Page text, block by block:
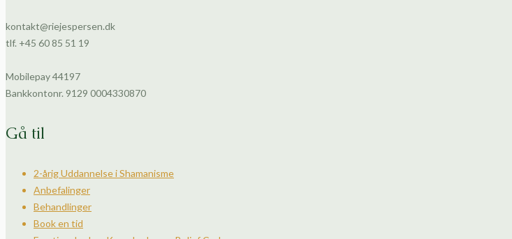
kontakt@riejespersen.dk
tlf. +45 60 85 51 19
Mobilepay 44197
Bankkontonr. 9129 0004330870
Gå til
2-årig Uddannelse i Shamanisme
Anbefalinger
Behandlinger
Book en tid